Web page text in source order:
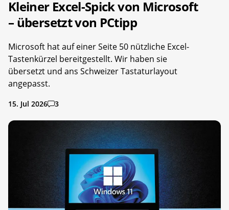
Kleiner Excel-Spick von Microsoft
– übersetzt von PCtipp
Microsoft hat auf einer Seite 50 nützliche Excel-
Tastenkürzel bereitgestellt. Wir haben sie
übersetzt und ans Schweizer Tastaturlayout
angepasst.
15. Jul 2026 3